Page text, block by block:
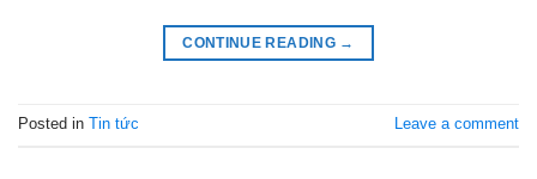
CONTINUE READING →
Posted in Tin tức Leave a comment